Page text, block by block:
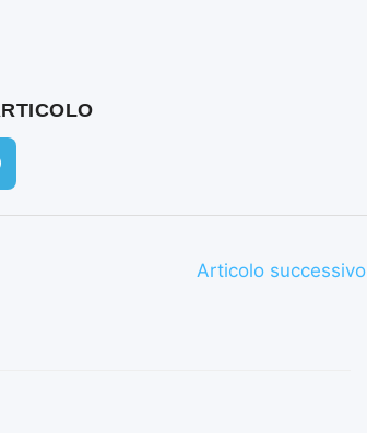
Articolo successivo